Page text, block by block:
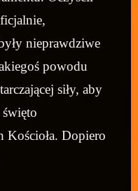
nieprawdziwe
powodu
siły, aby
Dopiero